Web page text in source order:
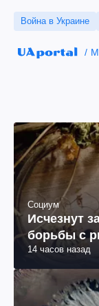
Война в Украине
Социум
Исчезнут
борьбы с
14 часов назад